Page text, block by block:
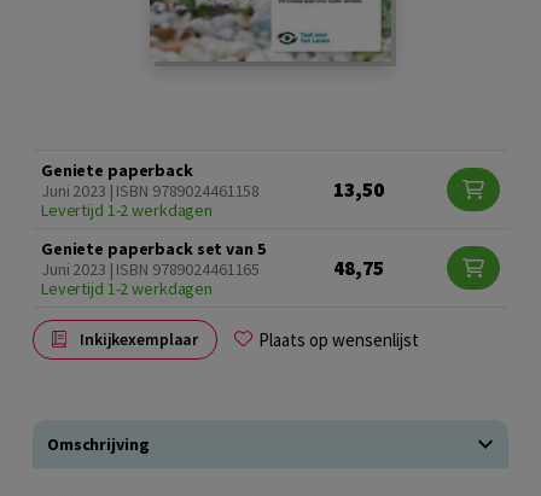
Geniete paperback
Juni 2023 | ISBN 9789024461158
Levertijd 1-2 werkdagen
13,50
Geniete paperback set van 5
Juni 2023 | ISBN 9789024461165
Levertijd 1-2 werkdagen
48,75
Inkijkexemplaar Plaats op wensenlijst
Omschrijving